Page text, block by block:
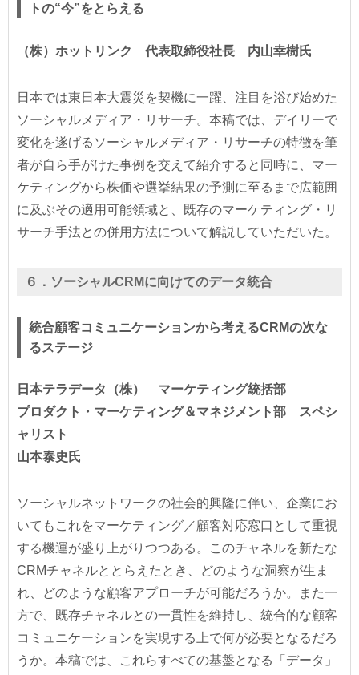
トの“今”をとらえる
（株）ホットリンク 代表取締役社長 内山幸樹氏
日本では東日本大震災を契機に一躍、注目を浴び始めた
ソーシャルメディア・リサーチ。本稿では、デイリーで
変化を遂げるソーシャルメディア・リサーチの特徴を筆
者が自ら手がけた事例を交えて紹介すると同時に、マー
ケティングから株価や選挙結果の予測に至るまで広範囲
に及ぶその適用可能領域と、既存のマーケティング・リ
サーチ手法との併用方法について解説していただいた。
６．ソーシャルCRMに向けてのデータ統合
統合顧客コミュニケーションから考えるCRMの次な
るステージ
日本テラデータ（株） マーケティング統括部
プロダクト・マーケティング＆マネジメント部 スペシ
ャリスト
山本泰史氏
ソーシャルネットワークの社会的興隆に伴い、企業にお
いてもこれをマーケティング／顧客対応窓口として重視
する機運が盛り上がりつつある。このチャネルを新たな
CRMチャネルととらえたとき、どのような洞察が生ま
れ、どのような顧客アプローチが可能だろうか。また一
方で、既存チャネルとの一貫性を維持し、統合的な顧客
コミュニケーションを実現する上で何が必要となるだろ
うか。本稿では、これらすべての基盤となる「データ」